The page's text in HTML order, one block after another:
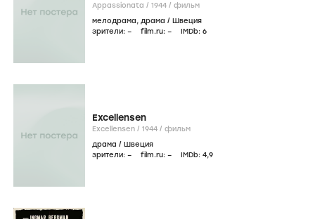
Appassionata / 1944 / фильм
мелодрама, драма / Швеция
зрители: – film.ru: – IMDb: 6
Excellensen
Excellensen / 1944 / фильм
драма / Швеция
зрители: – film.ru: – IMDb: 4,9